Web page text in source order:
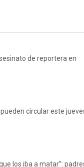
de reportera en
circular este
los iba a matar”: